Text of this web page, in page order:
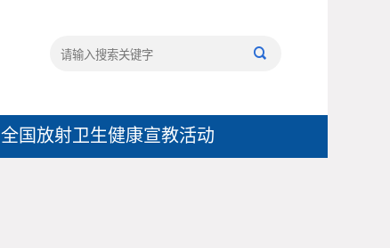

全国放射卫生健康宣教活动